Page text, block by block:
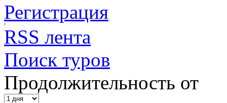
Регистрация
RSS лента
Поиск туров
Продолжительность от